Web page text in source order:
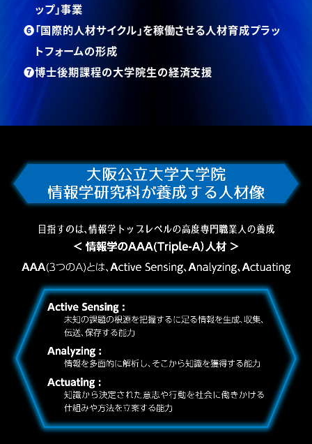
ップ」事業
「国際的人材サイクル」を稼働させる人材育成プラッ
トフォームの形成
博士後期課程の大学院生の経済支援